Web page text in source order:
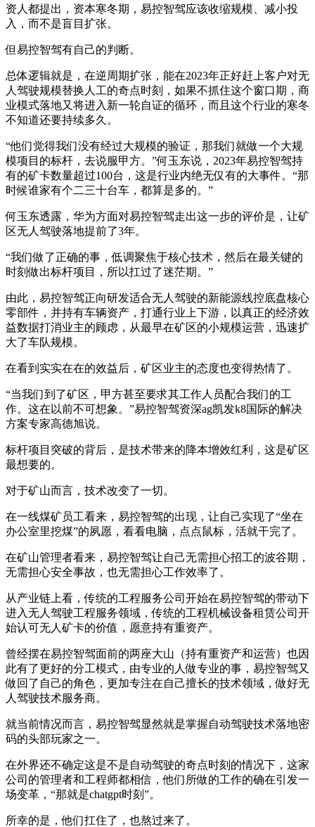
资人都提出，资本寒冬期，易控智驾应该收缩规模、减小投
入，而不是盲目扩张。
但易控智驾有自己的判断。
总体逻辑就是，在逆周期扩张，能在2023年正好赶上客户对无
人驾驶规模替换人工的奇点时刻，如果不抓住这个窗口期，商
业模式落地又将进入新一轮自证的循环，而且这个行业的寒冬
不知道还要持续多久。
“他们觉得我们没有经过大规模的验证，那我们就做一个大规
模项目的标杆，去说服甲方。”何玉东说，2023年易控智驾持
有的矿卡数量超过100台，这是行业内绝无仅有的大事件。“那
时候谁家有个二三十台车，都算是多的。”
何玉东透露，华为方面对易控智驾走出这一步的评价是，让矿
区无人驾驶落地提前了3年。
“我们做了正确的事，低调聚焦于核心技术，然后在最关键的
时刻做出标杆项目，所以扛过了迷茫期。”
由此，易控智驾正向研发适合无人驾驶的新能源线控底盘核心
零部件，并持有车辆资产，打通行业上下游，以真正的经济效
益数据打消业主的顾虑，从最早在矿区的小规模运营，迅速扩
大了车队规模。
在看到实实在在的效益后，矿区业主的态度也变得热情了。
“当我们到了矿区，甲方甚至要求其工作人员配合我们的工
作。这在以前不可想象。”易控智驾资深ag凯发k8国际的解决
方案专家高德旭说。
标杆项目突破的背后，是技术带来的降本增效红利，这是矿区
最想要的。
对于矿山而言，技术改变了一切。
在一线煤矿员工看来，易控智驾的出现，让自己实现了“坐在
办公室里挖煤”的夙愿，看看电脑，点点鼠标，活就干完了。
在矿山管理者看来，易控智驾让自己无需担心招工的波谷期，
无需担心安全事故，也无需担心工作效率了。
从产业链上看，传统的工程服务公司开始在易控智驾的带动下
进入无人驾驶工程服务领域，传统的工程机械设备租赁公司开
始认可无人矿卡的价值，愿意持有重资产。
曾经摆在易控智驾面前的两座大山（持有重资产和运营）也因
此有了更好的分工模式，由专业的人做专业的事，易控智驾又
做回了自己的角色，更加专注在自己擅长的技术领域，做好无
人驾驶技术服务商。
就当前情况而言，易控智驾显然就是掌握自动驾驶技术落地密
码的头部玩家之一。
在外界还不确定这是不是自动驾驶的奇点时刻的情况下，这家
公司的管理者和工程师都相信，他们所做的工作的确在引发一
场变革，“那就是chatgpt时刻”。
所幸的是，他们扛住了，也熬过来了。